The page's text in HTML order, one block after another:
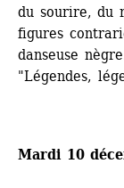
du sourire, du
figures
danseuse
"Légendes,
Mardi 10